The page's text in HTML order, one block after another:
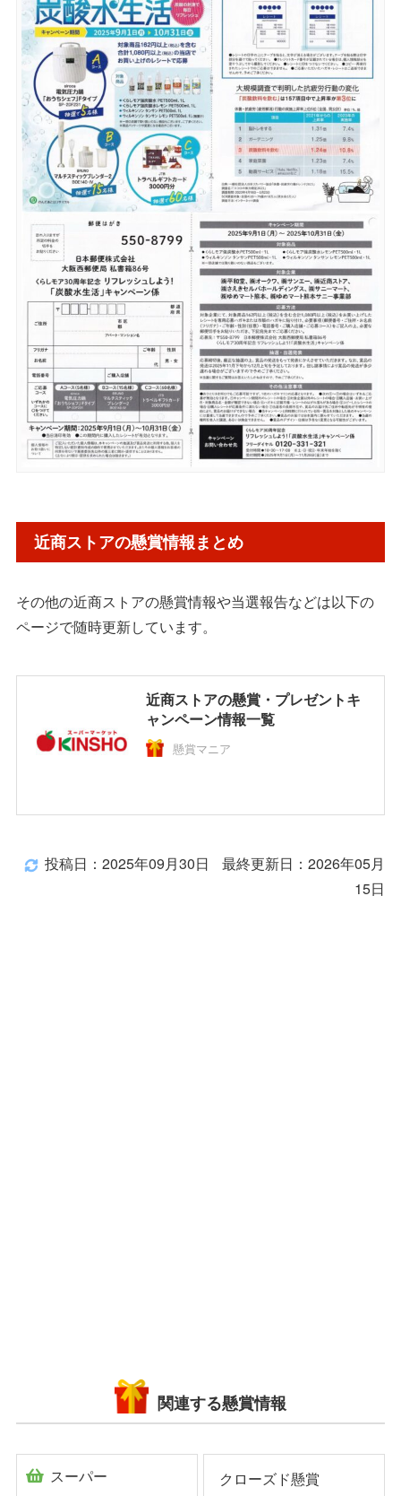
近商ストアの懸賞情報まとめ
その他の近商ストアの懸賞情報や当選報告などは以下の
ページで随時更新しています。
近商ストアの懸賞・プレゼントキ
ャンペーン情報一覧
懸賞マニア
投稿日：2025年09月30日
最終更新日：2026年05月
15日
関連する懸賞情報
スーパー クローズド懸賞